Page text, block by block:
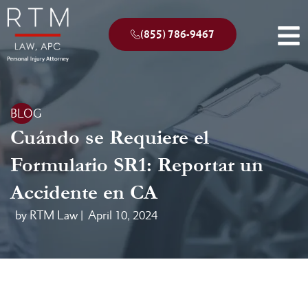
(855) 786-9467
BLOG
Cuándo se Requiere el
Formulario SR1: Reportar un
Accidente en CA
by RTM Law | April 10, 2024